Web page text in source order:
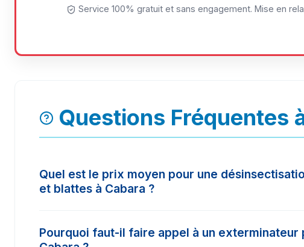
Service 100% gratuit et sans engagement. Mise en
Questions Fréquentes
Quel est le prix moyen pour une
et blattes à Cabara ?
surface à traiter. En moyenne, les prix constatés
Pourquoi faut-il faire appel à un exterminateur